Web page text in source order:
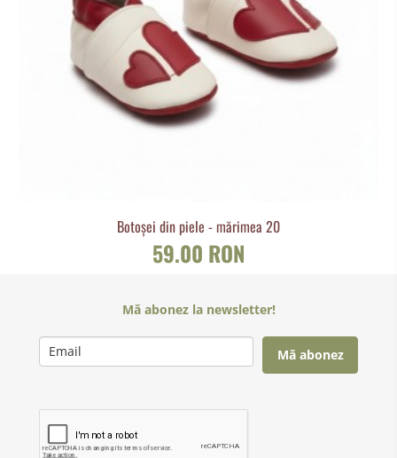
Botoșei din piele - mărimea 20
59.00 RON
Mă abonez la newsletter!
Mă abonez